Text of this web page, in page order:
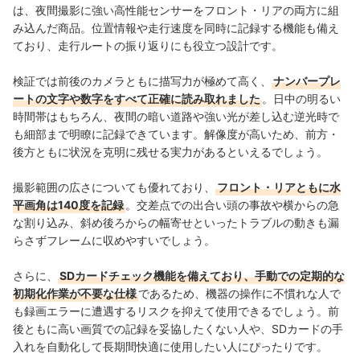
は、夜間撮影に強い高性能センサーをフロント・リアの両方に組
み込んだ商品。位置情報や走行速度を同時に記録する機能も備え
ており、走行ルートの振り返りにも役立つ設計です。
検証では前後のカメラともに描写力が極めて高く、
ナンバープレ
ートの文字や数字をすべて正確に読み取れました 。日中の明るい
時間帯はもちろん、夜間の暗い道路や強い光が差し込む逆光時で
も細部まで明瞭に記録できています。解像度が高いため、前方・
後方ともに状況を克明に残せる実力があるといえるでしょう。
撮影範囲の広さについても優れており、
フロント・リアともに水
平画角は140度を記録 。交差点での出合い頭の事故や横からの急
な割り込み、斜め後ろからの幅寄せといったトラブルの動きも漏
らさずフレームに収めやすいでしょう。
さらに、
SDカードチェック機能を備えており、手動での定期的な
初期化作業が不要な仕様であるため、機器の操作に不慣れな人で
も録画エラーに遭遇するリスクを抑えて使用できるでしょう。前
後ともに高い画質での記録を妥協したくない人や、SDカードの手
入れを自動化して長期間快適に使用したい人にぴったりです。